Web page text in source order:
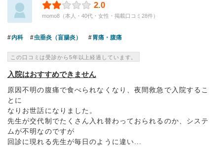
2.0
momo8（本人・40代・女性・掲載口コミ28件）
内科 虫垂炎（盲腸炎） 胃痛・腹痛
この口コミは受診から5年以上経過しています。
入院はおすすめできません
原因不明の腹痛で食べられなくなり、夜間救急で入院するこ
とに
なりお世話になりました。
先生が交代制でたくさん入れ替わっておられるのか、システ
ムが不明なのですが
回診に現れる先生が毎日のように違い...